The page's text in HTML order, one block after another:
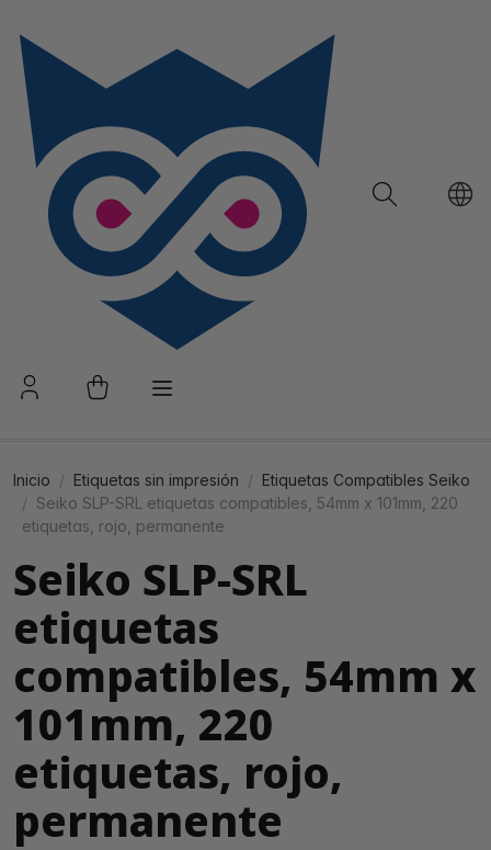
Inicio Etiquetas sin impresión
Etiquetas Compatibles Seiko
Seiko SLP-SRL etiquetas compatibles, 54mm x 101mm, 220
etiquetas, rojo, permanente
Seiko SLP-SRL
etiquetas
compatibles, 54mm x
101mm, 220
etiquetas, rojo,
permanente